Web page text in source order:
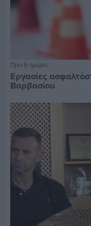
Πριν 6 ημέρες
Εργασίες
Βαρβασίου